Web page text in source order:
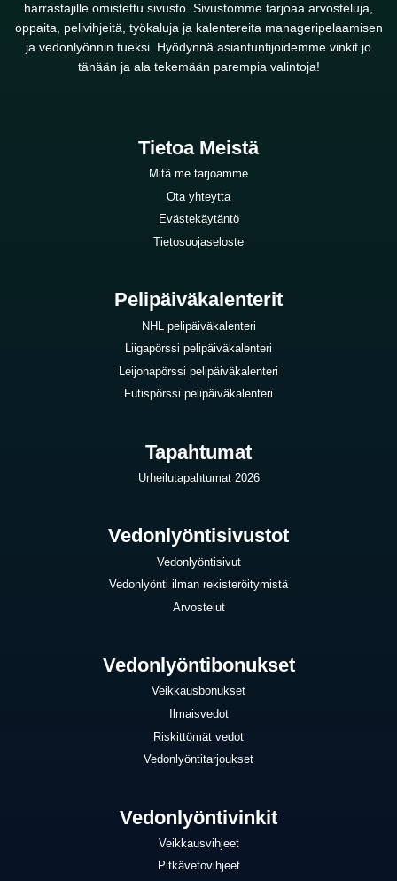
harrastajille omistettu sivusto. Sivustomme tarjoaa arvosteluja,
oppaita, pelivihjeitä, työkaluja ja kalentereita manageripelaamisen
ja vedonlyönnin tueksi. Hyödynnä asiantuntijoidemme vinkit jo
tänään ja ala tekemään parempia valintoja!
Tietoa Meistä
Mitä me tarjoamme
Ota yhteyttä
Evästekäytäntö
Tietosuojaseloste
Pelipäiväkalenterit
NHL pelipäiväkalenteri
Liigapörssi pelipäiväkalenteri
Leijonapörssi pelipäiväkalenteri
Futispörssi pelipäiväkalenteri
Tapahtumat
Urheilutapahtumat 2026
Vedonlyöntisivustot
Vedonlyöntisivut
Vedonlyönti ilman rekisteröitymistä
Arvostelut
Vedonlyöntibonukset
Veikkausbonukset
Ilmaisvedot
Riskittömät vedot
Vedonlyöntitarjoukset
Vedonlyöntivinkit
Veikkausvihjeet
Pitkävetovihjeet